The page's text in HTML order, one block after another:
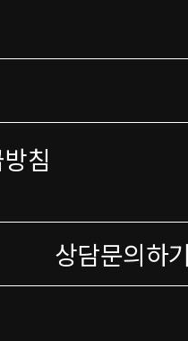
침
상담문의하